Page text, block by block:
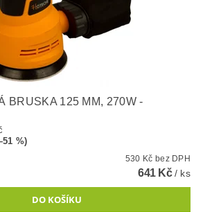
BRUSKA 125 MM, 270W -
%)
530 Kč bez DPH
641 Kč/ ks